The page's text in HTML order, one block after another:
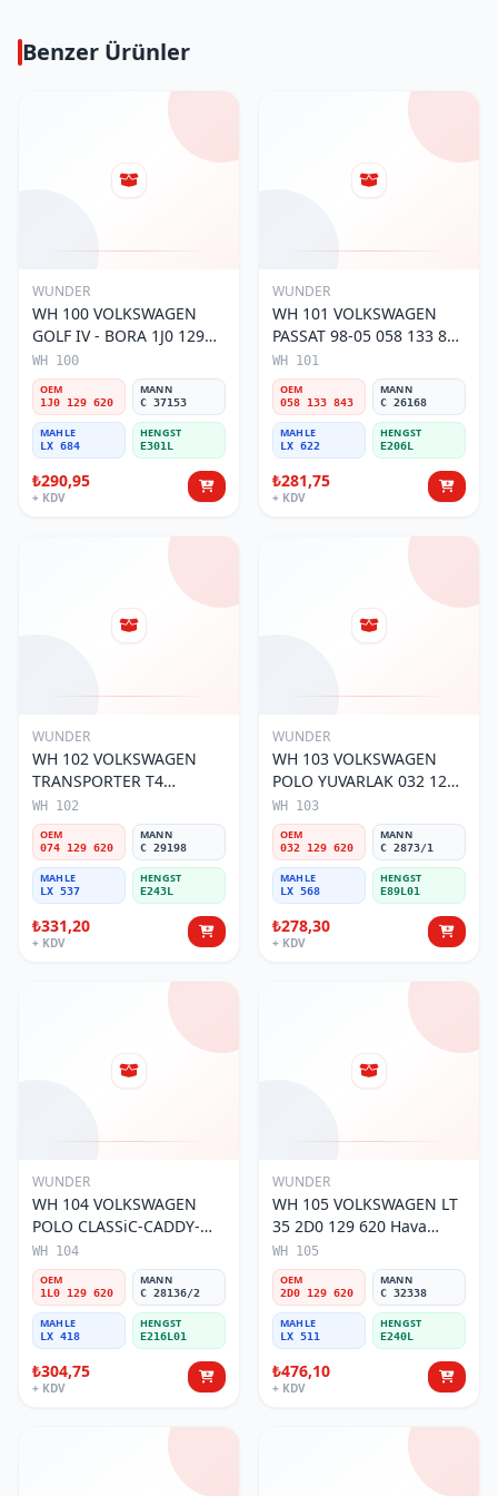
Benzer Ürünler
WUNDER
WH 100 VOLKSWAGEN
GOLF IV - BORA 1J0 129
620 Hava Filtresi
WH 100
OEM
1J0 129 620
MANN
C 37153
MAHLE
LX 684
HENGST
E301L
₺290,95
+ KDV
WUNDER
WH 101 VOLKSWAGEN
PASSAT 98-05 058 133 843
Hava Filtresi
WH 101
OEM
058 133 843
MANN
C 26168
MAHLE
LX 622
HENGST
E206L
₺281,75
+ KDV
WUNDER
WH 102 VOLKSWAGEN
TRANSPORTER T4
(SÜNGERSiZ) 074 129 620
Hava Filtresi
WH 102
OEM
074 129 620
MANN
C 29198
MAHLE
LX 537
HENGST
E243L
₺331,20
+ KDV
WUNDER
WH 103 VOLKSWAGEN
POLO YUVARLAK 032 129
620 Hava Filtresi
WH 103
OEM
032 129 620
MANN
C 2873/1
MAHLE
LX 568
HENGST
E89L01
₺278,30
+ KDV
WUNDER
WH 104 VOLKSWAGEN
POLO CLASSiC-CADDY-
SEAT iBiZA 1L0 129 620
Hava Filtresi
WH 104
OEM
1L0 129 620
MANN
C 28136/2
MAHLE
LX 418
HENGST
E216L01
₺304,75
+ KDV
WUNDER
WH 105 VOLKSWAGEN LT
35 2D0 129 620 Hava
Filtresi
WH 105
OEM
2D0 129 620
MANN
C 32338
MAHLE
LX 511
HENGST
E240L
₺476,10
+ KDV